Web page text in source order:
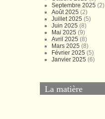
Septembre 2025 (2)
Août 2025 (2)
Juillet 2025 (5)
Juin 2025 (8)
Mai 2025 (9)
Avril 2025 (8)
Mars 2025 (8)
Février 2025 (5)
Janvier 2025 (6)
La matière